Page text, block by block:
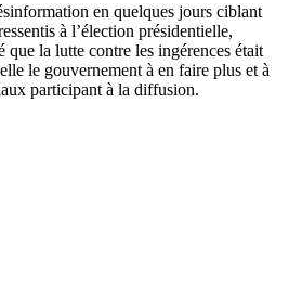
en quelques jours ciblant
à l’élection présidentielle,
que la lutte contre les ingérences était
le gouvernement à en faire plus et à
participant à la diffusion.